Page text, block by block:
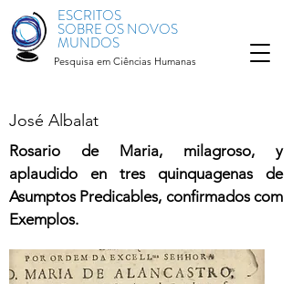
ESCRITOS
SOBRE OS NOVOS
MUNDOS
Pesquisa em Ciências Humanas
José Albalat
Rosario de Maria, milagroso, y
aplaudido en tres quinquagenas de
Asumptos Predicables, confirmados com
Exemplos.